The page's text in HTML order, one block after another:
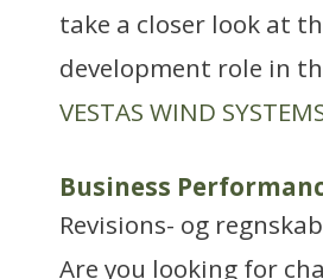
take a closer look at
development role in
VESTAS WIND
Business
Revisions- og
Are you looking for